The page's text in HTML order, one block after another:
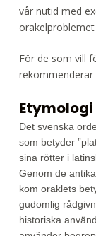
vår nutid med
För de som vill
Det svenska
som betyder
sina rötter i
Genom de
kom oraklets
gudomlig
historiska